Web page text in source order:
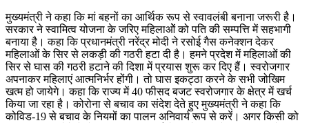
मुख्यमंत्री ने कहा कि मां बहनों का आर्थिक रूप से स्वावलंबी बनाना जरूरी है।
सरकार ने स्वामित्व योजना के जरिए महिलाओें को पति की सम्पत्ति में सहभागी
बनाया है। कहा कि प्रधानमंत्री नरेंद्र मोदी ने रसोई गैस कनेक्शन देकर
महिलाओं के सिर से लकड़ी की गठरी हटा दी है। हमने प्रदेश में महिलाओं की
सिर से घास की गठरी हटाने की दिशा में प्रयास शुरू कर दिए हैं। स्वरोजगार
अपनाकर महिलाएं आत्मनिर्भर होंगी। तो घास इकट्ठा करने के सभी जोखिम
खत्म हो जायेगे। कहा कि राज्य में 40 फीसद बजट स्वरोजगार के क्षेत्र में खर्च
किया जा रहा है। कोरोना से बचाव का संदेश देते हुए मुख्यमंत्री ने कहा कि
कोविड-19 से बचाव के नियमों का पालन अनिवार्य रूप से करें। अगर किसी को